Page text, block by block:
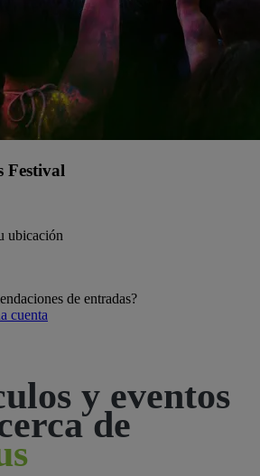
Festival
ubicación
de entradas?
cuenta
y eventos
de